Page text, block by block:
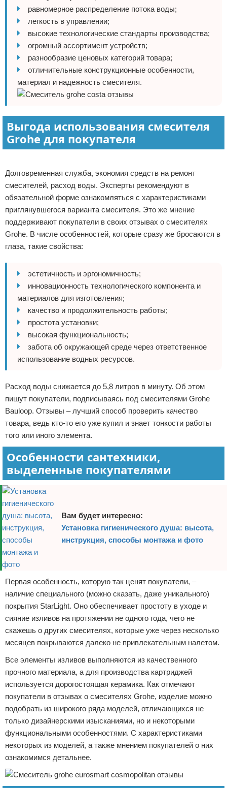
равномерное распределение потока воды;
легкость в управлении;
высокие технологические стандарты производства;
огромный ассортимент устройств;
разнообразие ценовых категорий товара;
отличительные конструкционные особенности,
материал и надежность смесителя.
Выгода использования смесителя
Grohe для покупателя
Долговременная служба, экономия средств на ремонт
смесителей, расход воды. Эксперты рекомендуют в
обязательной форме ознакомляться с характеристиками
приглянувшегося варианта смесителя. Это же мнение
поддерживают покупатели в своих отзывах о смесителях
Grohe. В числе особенностей, которые сразу же бросаются в
глаза, такие свойства:
эстетичность и эргономичность;
инновационность технологического компонента и
материалов для изготовления;
качество и продолжительность работы;
простота установки;
высокая функциональность;
забота об окружающей среде через ответственное
использование водных ресурсов.
Расход воды снижается до 5,8 литров в минуту. Об этом
пишут покупатели, подписываясь под смесителями Grohe
Bauloop. Отзывы – лучший способ проверить качество
товара, ведь кто-то его уже купил и знает тонкости работы
того или иного элемента.
Особенности сантехники,
выделенные покупателями
Вам будет интересно:
Установка гигиенического душа: высота,
инструкция, способы монтажа и фото
Первая особенность, которую так ценят покупатели, –
наличие специального (можно сказать, даже уникального)
покрытия StarLight. Оно обеспечивает простоту в уходе и
сияние изливов на протяжении не одного года, чего не
скажешь о других смесителях, которые уже через несколько
месяцев покрываются далеко не привлекательным налетом.
Все элементы изливов выполняются из качественного
прочного материала, а для производства картриджей
используется дорогостоящая керамика. Как отмечают
покупатели в отзывах о смесителях Grohe, изделие можно
подобрать из широкого ряда моделей, отличающихся не
только дизайнерскими изысканиями, но и некоторыми
функциональными особенностями. С характеристиками
некоторых из моделей, а также мнением покупателей о них
ознакомимся детальнее.